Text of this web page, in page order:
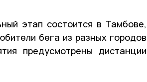
этап состоится в Тамбове,
бега из разных городов
предусмотрены дистанции